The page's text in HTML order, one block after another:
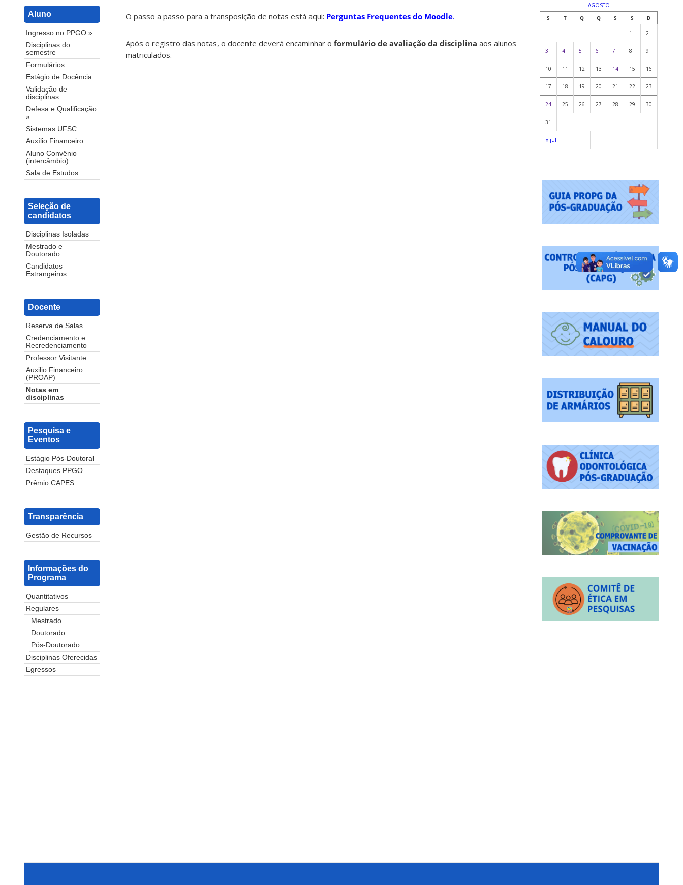
Aluno
Ingresso no PPGO »
Disciplinas do
semestre
Formulários
Estágio de Docência
Validação de
disciplinas
Defesa e Qualificação
»
Sistemas UFSC
Auxílio Financeiro
Aluno Convênio
(intercâmbio)
Sala de Estudos
Seleção de
candidatos
Disciplinas Isoladas
Mestrado e
Doutorado
Candidatos
Estrangeiros
Docente
Reserva de Salas
Credenciamento e
Recredenciamento
Professor Visitante
Auxilio Financeiro
(PROAP)
Notas em
disciplinas
Pesquisa e
Eventos
Estágio Pós-Doutoral
Destaques PPGO
Prêmio CAPES
Transparência
Gestão de Recursos
Informações do
Programa
Quantitativos
Regulares
Mestrado
Doutorado
Pós-Doutorado
Disciplinas Oferecidas
Egressos
O passo a passo para a transposição de notas está aqui: Perguntas Frequentes do Moodle.
Após o registro das notas, o docente deverá encaminhar o formulário de avaliação da disciplina aos alunos
matriculados.
AGOSTO
S
T Q Q S S D
« jul
1 2
3 4 5 6 7 8 9
10 11 12 13 14 15 16
17 18 19 20 21 22 23
24 25 26 27 28 29 30
31